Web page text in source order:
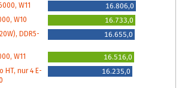
W11
16.806,0
W10
16.733,0
DDR5-
16.655,0
W11
16.516,0
HT, nur 4 E-
16.235,0